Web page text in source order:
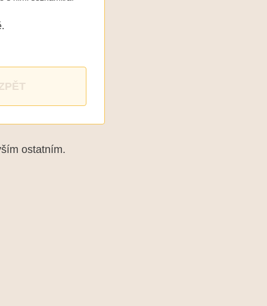
ostatním.